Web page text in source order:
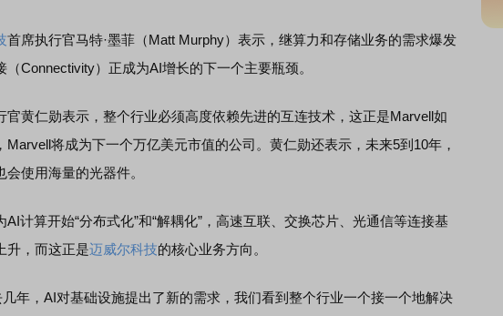
首席执行官马特·墨菲（Matt Murphy）表示，继算力和存储业务的需求爆发
（Connectivity）正成为AI增长的下一个主要瓶颈。
官黄仁勋表示，整个行业必须高度依赖先进的互连技术，这正是Marvell如
将成为下一个万亿美元市值的公司。黄仁勋还表示，未来5到10年，
会使用海量的光器件。
算开始“分布式化”和“解耦化”，高速互联、交换芯片、光通信等连接基
升，而这正是迈威尔科技的核心业务方向。
年，AI对基础设施提出了新的需求，我们看到整个行业一个接一个地解决